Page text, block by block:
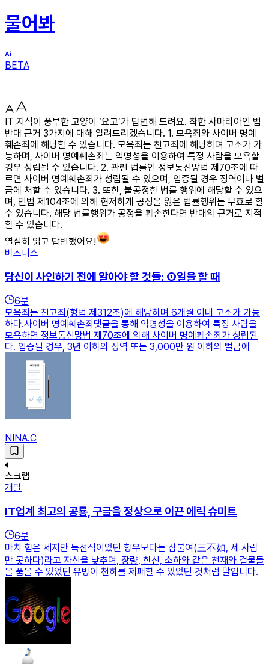
물어봐
BETA
IT 지식이 풍부한 고양이 ‘요고’가 답변해 드려요. 착한 사마리아인 법
반대 근거 3가지에 대해 알려드리겠습니다. 1. 모욕죄와 사이버 명예
훼손죄에 해당할 수 있습니다. 모욕죄는 친고죄에 해당하며 고소가 가
능하며, 사이버 명예훼손죄는 익명성을 이용하여 특정 사람을 모욕할
경우 성립될 수 있습니다. 2. 관련 법률인 정보통신망법 제70조에 따
르면 사이버 명예훼손죄가 성립될 수 있으며, 입증될 경우 징역이나 벌
금에 처할 수 있습니다. 3. 또한, 불공정한 법률 행위에 해당할 수 있으
며, 민법 제104조에 의해 현저하게 공정을 잃은 법률행위는 무효로 할
수 있습니다. 해당 법률행위가 공정을 훼손한다면 반대의 근거로 지적
할 수 있습니다.
열심히 읽고 답변했어요!
비즈니스
당신이 사인하기 전에 알아야 할 것들: ①일을 할 때
6분
모욕죄는 친고죄(형법 제312조)에 해당하며 6개월 이내 고소가 가능
하다.사이버 명예훼손죄댓글을 통해 익명성을 이용하여 특정 사람을
모욕하면 정보통신망법 제70조에 의해 사이버 명예훼손죄가 성립된
다. 입증될 경우, 3년 이하의 징역 또는 3,000만 원 이하의 벌금에
NINA.C
스크랩
개발
IT업계 최고의 공룡, 구글을 정상으로 이끈 에릭 슈미트
6분
마치 힘은 세지만 독선적이었던 항우보다는 삼불여(三不如, 세 사람
만 못하다)라고 자신을 낮추며, 장량, 한신, 소하와 같은 천재와 걸물들
을 품을 수 있었던 유방이 천하를 제패할 수 있었던 것처럼 말입니다.